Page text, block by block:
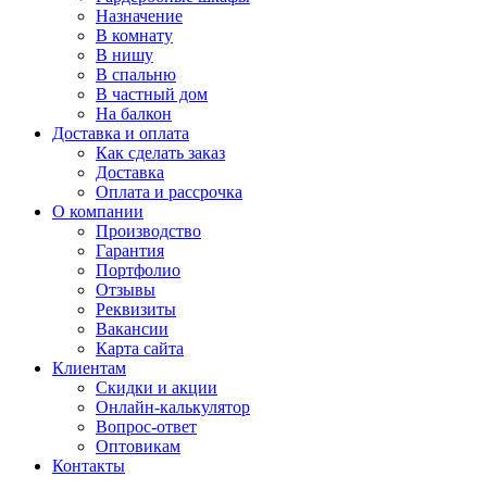
Назначение
В комнату
В нишу
В спальню
В частный дом
На балкон
Доставка и оплата
Как сделать заказ
Доставка
Оплата и рассрочка
О компании
Производство
Гарантия
Портфолио
Отзывы
Реквизиты
Вакансии
Карта сайта
Клиентам
Скидки и акции
Онлайн-калькулятор
Вопрос-ответ
Оптовикам
Контакты